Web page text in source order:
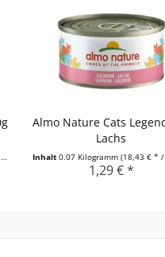
Almo Nature Cats
Lachs
Inhalt 0.07 Kilogramm (18,43 € * / 1
1,29 € *